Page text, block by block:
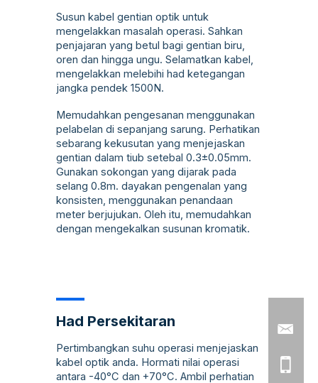
Susun kabel gentian optik untuk
mengelakkan masalah operasi. Sahkan
penjajaran yang betul bagi gentian biru,
oren dan hingga ungu. Selamatkan kabel,
mengelakkan melebihi had ketegangan
jangka pendek 1500N.
Memudahkan pengesanan menggunakan
pelabelan di sepanjang sarung. Perhatikan
sebarang kekusutan yang menjejaskan
gentian dalam tiub setebal 0.3±0.05mm.
Gunakan sokongan yang dijarak pada
selang 0.8m. dayakan pengenalan yang
konsisten, menggunakan penandaan
meter berjujukan. Oleh itu, memudahkan
dengan mengekalkan susunan kromatik.
Had Persekitaran
Pertimbangkan suhu operasi menjejaskan
kabel optik anda. Hormati nilai operasi
antara -40°C dan +70°C. Ambil perhatian